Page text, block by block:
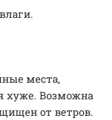
места,
хуже. Возможна
от ветров.